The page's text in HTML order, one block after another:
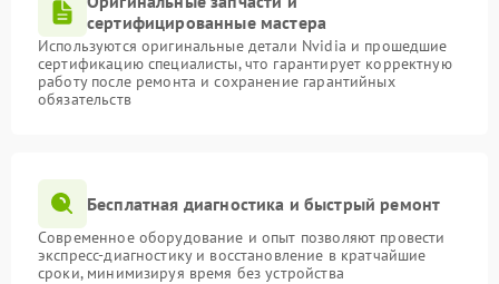
сертифицированные мастера
Используются оригинальные детали Nvidia и прошедшие
сертификацию специалисты, что гарантирует корректную
работу после ремонта и сохранение гарантийных
обязательств
Бесплатная диагностика и быстрый ремонт
Современное оборудование и опыт позволяют провести
экспресс-диагностику и восстановление в кратчайшие
сроки, минимизируя время без устройства